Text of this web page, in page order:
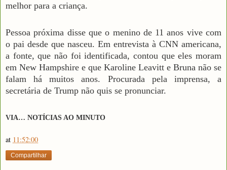
melhor para a criança.
Pessoa próxima disse que o menino de 11 anos vive com
o pai desde que nasceu. Em entrevista à CNN americana,
a fonte, que não foi identificada, contou que eles moram
em New Hampshire e que Karoline Leavitt e Bruna não se
falam há muitos anos. Procurada pela imprensa, a
secretária de Trump não quis se pronunciar.
VIA… NOTÍCIAS AO MINUTO
at 11:52:00
Compartilhar